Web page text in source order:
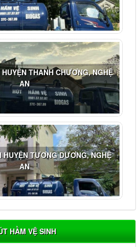
THANH CHƯƠNG, NGHỆ
AN
HUYỆN TƯƠNG DƯƠNG, NGHỆ
AN
HẦM VỆ SINH